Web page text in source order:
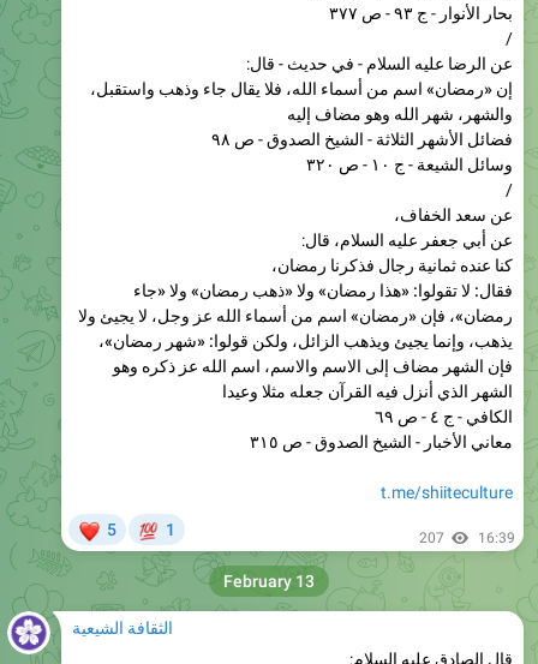
عن الرضا عليه السلام - في حديث - قال:
إن «رمضان» اسم من أسماء الله، فلا يقال جاء وذهب واستقبل،
والشهر، شهر الله وهو مضاف إليه
فضائل الأشهر الثلاثة - الشيخ الصدوق - ص ٩٨
وسائل الشيعة - ج ١٠ - ص ٣٢٠
/
عن سعد الخفاف،
عن أبي جعفر عليه السلام، قال:
كنا عنده ثمانية رجال فذكرنا رمضان،
فقال: لا تقولوا: «هذا رمضان» ولا «ذهب رمضان» ولا «جاء
رمضان»، فإن «رمضان» اسم من أسماء الله عز وجل، لا يجيئ ولا
يذهب، وإنما يجيئ ويذهب الزائل، ولكن قولوا: «شهر رمضان»،
فإن الشهر مضاف إلى الاسم والاسم، اسم الله عز ذكره وهو
الشهر الذي أنزل فيه القرآن جعله مثلا وعيدا
الكافي - ج ٤ - ص ٦٩
معاني الأخبار - الشيخ الصدوق - ص ٣١٥
t.me/shiiteculture
207 16:39
الثقافة الشيعية
قال الصادق عليه السلام:
من قرأها (سورة الناس) في منزله كل ليلة، أمن من الجن
والوسواس ومن كتبها وعلقها على الأطفال الصغار، حفظوا من